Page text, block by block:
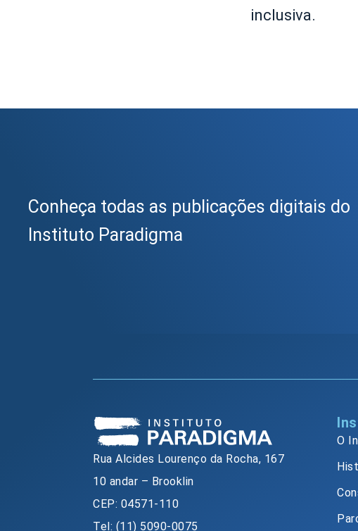
inclusiva.
Conheça todas as publicações digitais do
Instituto Paradigma
Rua Alcides Lourenço da Rocha, 167
10 andar – Brooklin
CEP: 04571-110
Tel: (11) 5090-0075
O